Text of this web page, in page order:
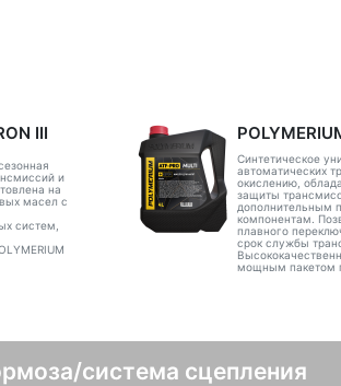
III
и
на
масел с
систем,
Синтетическое
автоматических
окислению,
защиты
дополнительным
компонентам.
плавного
срок службы
мощным пакетом
система сцепления